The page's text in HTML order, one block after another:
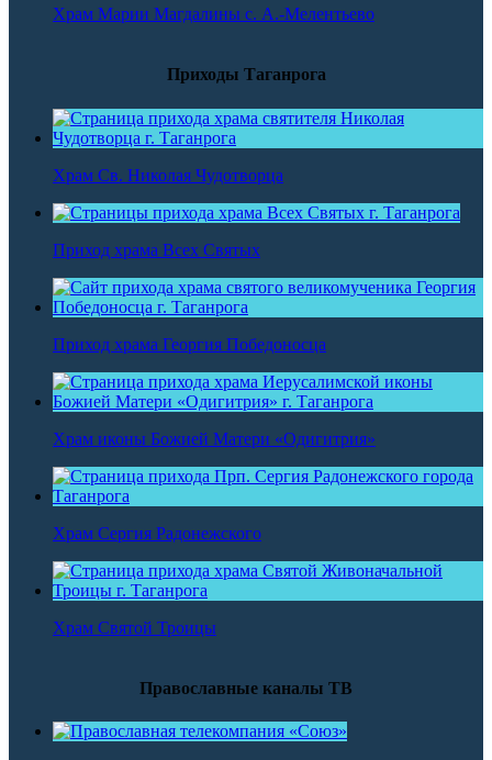
Храм Марии Магдалины с. А.-Мелентьево
Приходы Таганрога
Храм Св. Николая Чудотворца
Приход храма Всех Святых
Приход храма Георгия Победоносца
Храм иконы Божией Матери «Одигитрия»
Храм Сергия Радонежского
Храм Святой Троицы
Православные каналы ТВ